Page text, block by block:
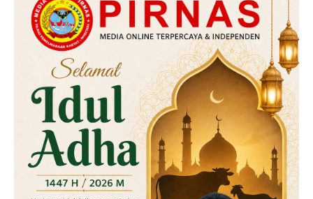
Hukum
Kriminal
Labusel